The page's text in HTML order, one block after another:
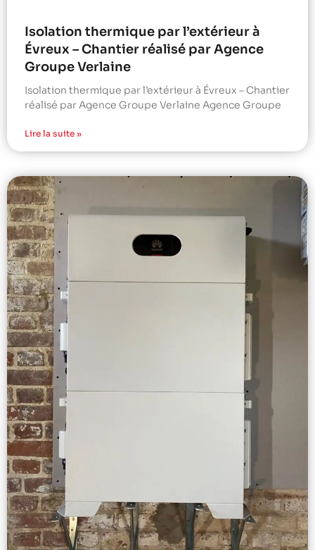
Isolation thermique par l’extérieur à
Évreux – Chantier réalisé par Agence
Groupe Verlaine
Isolation thermique par l’extérieur à Évreux – Chantier
réalisé par Agence Groupe Verlaine Agence Groupe
Lire la suite »